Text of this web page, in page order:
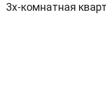
3х-комнатная